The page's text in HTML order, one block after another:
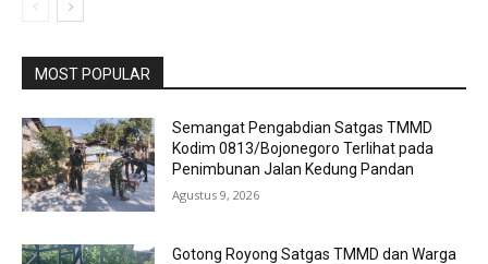
MOST POPULAR
Semangat Pengabdian Satgas TMMD
Kodim 0813/Bojonegoro Terlihat pada
Penimbunan Jalan Kedung Pandan
Agustus 9, 2026
Gotong Royong Satgas TMMD dan Warga